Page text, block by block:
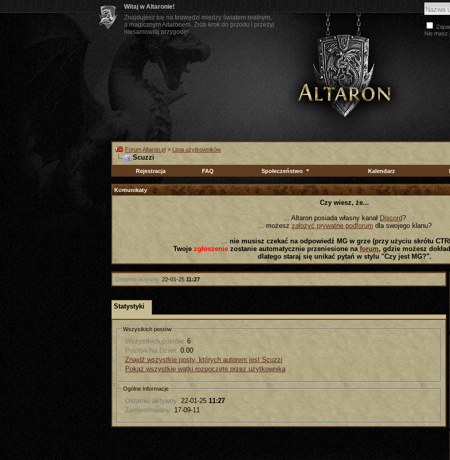
Witaj w Altaronie!
Znajdujesz się na krawędzi między światem realnym,
a magicznym Altaronem. Zrób krok do przodu i przeżyj
niesamowitą przygodę!
Nie masz
Forum Altaron.pl > Lista użytkowników
Scuzzi
Rejestracja FAQ Społeczeństwo Kalendarz
Komunikaty
Czy wiesz, że...
... Altaron posiada własny kanał Discord?
... możesz założyć prywatne podforum dla swojego klanu?
... nie musisz czekać na odpowiedź MG w grze (przy użyciu skrótu
Twoje zgłoszeniezostanie automatycznie przeniesione na forum, gdzie możesz
dlatego staraj się unikać pytań w stylu "Czy jest MG?".
Ostatnio aktywny: 22-01-25 11:27
Statystyki
Wszystkich postów
Wszystkich postów: 6
Postów Na Dzień: 0.00
Znajdź wszystkie posty, których autorem jest Scuzzi
Pokaż wszystkie wątki rozpoczęte przez użytkownika
Ogólne Informacje
Ostatnio aktywny: 22-01-25 11:27
Zarejestrowany: 17-09-11